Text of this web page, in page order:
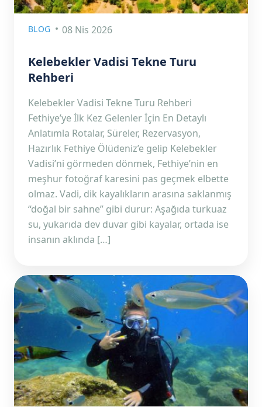
BLOG 08 Nis 2026
Kelebekler Vadisi Tekne Turu
Rehberi
Kelebekler Vadisi Tekne Turu Rehberi
Fethiye’ye İlk Kez Gelenler İçin En Detaylı
Anlatımla Rotalar, Süreler, Rezervasyon,
Hazırlık Fethiye Ölüdeniz’e gelip Kelebekler
Vadisi’ni görmeden dönmek, Fethiye’nin en
meşhur fotoğraf karesini pas geçmek elbette
olmaz. Vadi, dik kayalıkların arasına saklanmış
“doğal bir sahne” gibi durur: Aşağıda turkuaz
su, yukarıda dev duvar gibi kayalar, ortada ise
insanın aklında […]